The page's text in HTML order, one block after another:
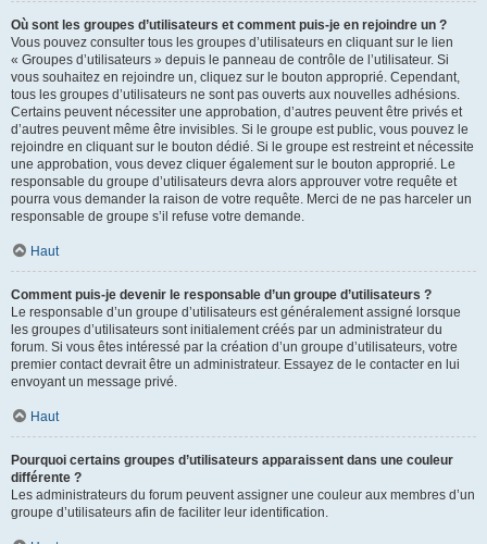
Où sont les groupes d’utilisateurs et comment puis-je en rejoindre un ?
Vous pouvez consulter tous les groupes d’utilisateurs en cliquant sur le lien
« Groupes d’utilisateurs » depuis le panneau de contrôle de l’utilisateur. Si
vous souhaitez en rejoindre un, cliquez sur le bouton approprié. Cependant,
tous les groupes d’utilisateurs ne sont pas ouverts aux nouvelles adhésions.
Certains peuvent nécessiter une approbation, d’autres peuvent être privés et
d’autres peuvent même être invisibles. Si le groupe est public, vous pouvez le
rejoindre en cliquant sur le bouton dédié. Si le groupe est restreint et nécessite
une approbation, vous devez cliquer également sur le bouton approprié. Le
responsable du groupe d’utilisateurs devra alors approuver votre requête et
pourra vous demander la raison de votre requête. Merci de ne pas harceler un
responsable de groupe s’il refuse votre demande.
Haut
Comment puis-je devenir le responsable d’un groupe d’utilisateurs ?
Le responsable d’un groupe d’utilisateurs est généralement assigné lorsque
les groupes d’utilisateurs sont initialement créés par un administrateur du
forum. Si vous êtes intéressé par la création d’un groupe d’utilisateurs, votre
premier contact devrait être un administrateur. Essayez de le contacter en lui
envoyant un message privé.
Haut
Pourquoi certains groupes d’utilisateurs apparaissent dans une couleur
différente ?
Les administrateurs du forum peuvent assigner une couleur aux membres d’un
groupe d’utilisateurs afin de faciliter leur identification.